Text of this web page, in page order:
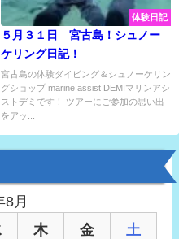
体験日記
５月３１日 宮古島！シュノー
ケリング日記！
宮古島の体験ダイビング＆シュノーケリン
グショップ marine assist DEMIマリンアシ
ストデミです！ ツアーにご参加の思い出
をアッ...
8月
木 金 土